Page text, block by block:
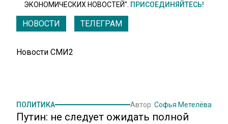
ЭКОНОМИЧЕСКИХ НОВОСТЕЙ". ПРИСОЕДИНЯЙТЕСЬ!
НОВОСТИ ТЕЛЕГРАМ
Новости СМИ2
ПОЛИТИКА Автор: Софья Метелёва
Путин: не следует ожидать полной